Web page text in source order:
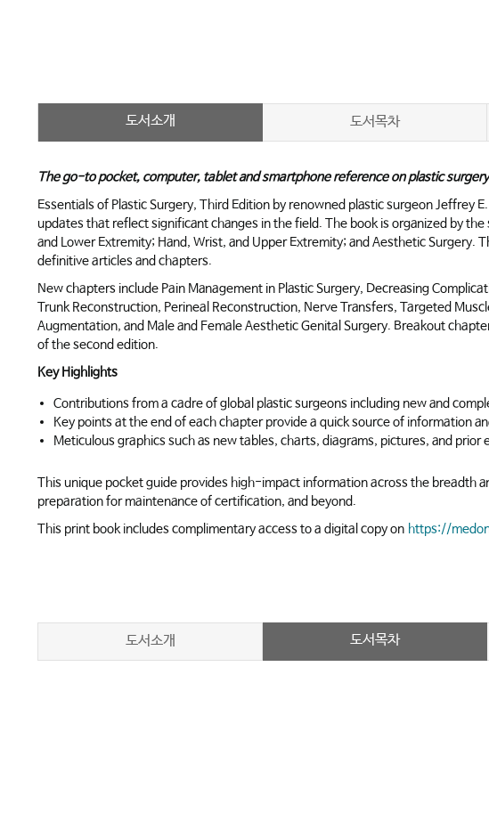
도서소개 도서목차
The go-to pocket, computer, tablet and smartphone reference on plastic
Essentials of Plastic Surgery, Third Edition by renowned plastic surgeon
updates that reflect significant changes in the field. The book is organized by
and Lower Extremity; Hand, Wrist, and Upper Extremity; and Aesthetic Surgery.
definitive articles and chapters.
New chapters include Pain Management in Plastic Surgery, Decreasing
Trunk Reconstruction, Perineal Reconstruction, Nerve Transfers, Targeted
Augmentation, and Male and Female Aesthetic Genital Surgery. Breakout
of the second edition.
Key Highlights
Contributions from a cadre of global plastic surgeons including new and
Key points at the end of each chapter provide a quick source of information
Meticulous graphics such as new tables, charts, diagrams, pictures, and
This unique pocket guide provides high-impact information across the breadth
preparation for maintenance of certification, and beyond.
This print book includes complimentary access to a digital copy on https://
도서소개 도서목차